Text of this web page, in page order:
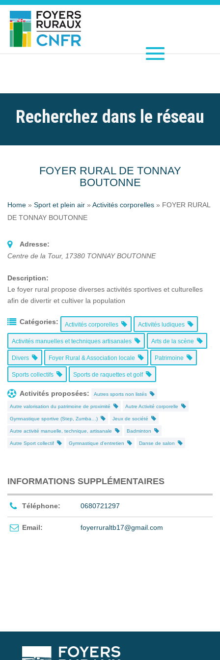
Recherchez dans le réseau
FOYER RURAL DE TONNAY
BOUTONNE
Home » Sport et plein air » Activités corporelles » FOYER RURAL
DE TONNAY BOUTONNE
Adresse:
Centre de la Tour, 17380 TONNAY BOUTONNE
Description:
Le foyer rural propose diverses activités sportives et culturelles
afin de divertir et cultiver la population
Catégories: Activités corporelles Activités ludiques
Activités manuelles et techniques artisanales Arts de la scène
Divers Foyer Rural & Association locale Patrimoine
Sports collectifs Sports de raquettes et golf
Activités proposées: Autres sports non listés
Autre valorisation du patrimoine de proximité Autre Activité corporelle
Gymnastique sportive (Step, Zumba…) Jeux de société
Autre activité manuelle, technique, artisanale Badminton
Autre Sport collectif Gymnastique d'entretien Danse de salon
INFORMATIONS SUPPLÉMENTAIRES
Téléphone: 0680721297
Email: foyerruraltb17@gmail.com